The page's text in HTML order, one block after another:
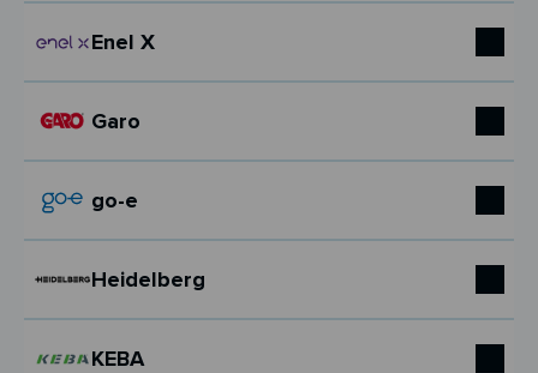
Enel X
Garo
go-e
Heidelberg
KEBA